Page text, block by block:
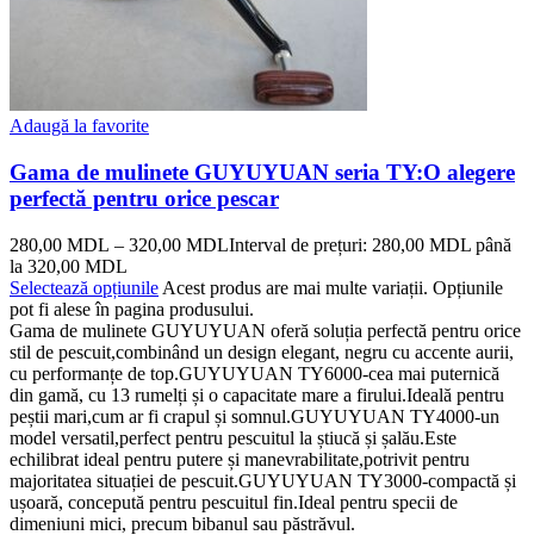
Adaugă la favorite
Gama de mulinete GUYUYUAN seria TY:O alegere
perfectă pentru orice pescar
280,00 MDL – 320,00 MDLInterval de prețuri: 280,00 MDL până
la 320,00 MDL
Selectează opțiunile Acest produs are mai multe variații. Opțiunile
pot fi alese în pagina produsului.
Gama de mulinete GUYUYUAN oferă soluția perfectă pentru orice
stil de pescuit,combinând un design elegant, negru cu accente aurii,
cu performanțe de top.GUYUYUAN TY6000-cea mai puternică
din gamă, cu 13 rumelți și o capacitate mare a firului.Ideală pentru
peștii mari,cum ar fi crapul și somnul.GUYUYUAN TY4000-un
model versatil,perfect pentru pescuitul la știucă și șalău.Este
echilibrat ideal pentru putere și manevrabilitate,potrivit pentru
majoritatea situației de pescuit.GUYUYUAN TY3000-compactă și
ușoară, concepută pentru pescuitul fin.Ideal pentru specii de
dimeniuni mici, precum bibanul sau păstrăvul.